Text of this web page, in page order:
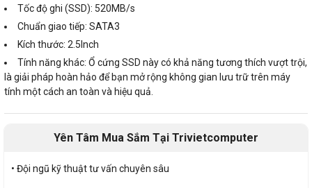
Tốc độ ghi (SSD): 520MB/s
Chuẩn giao tiếp: SATA3
Kích thước: 2.5Inch
Tính năng khác: Ổ cứng SSD này có khả năng tương thích vượt trội,
là giải pháp hoàn hảo để bạn mở rộng không gian lưu trữ trên máy
tính một cách an toàn và hiệu quả.
Yên Tâm Mua Sắm Tại Trivietcomputer
• Đội ngũ kỹ thuật tư vấn chuyên sâu